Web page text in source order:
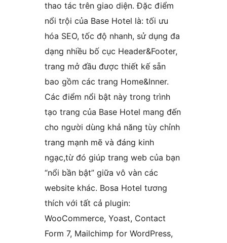
thao tác trên giao diện. Đặc điểm
nổi trội của Base Hotel là: tối ưu
hóa SEO, tốc độ nhanh, sử dụng đa
dạng nhiều bố cục Header&Footer,
trang mở đầu được thiết kế sẵn
bao gồm các trang Home&Inner.
Các điểm nổi bật này trong trình
tạo trang của Base Hotel mang đến
cho người dùng khả năng tùy chỉnh
trang mạnh mẽ và đáng kinh
ngạc,từ đó giúp trang web của bạn
“nổi bần bật” giữa vô vàn các
website khác. Bosa Hotel tương
thích với tất cả plugin:
WooCommerce, Yoast, Contact
Form 7, Mailchimp for WordPress,